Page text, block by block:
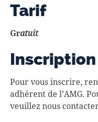
Tarif
Gratuit
Pour vous inscrire,
adhérent de l’AMG.
veuillez nous